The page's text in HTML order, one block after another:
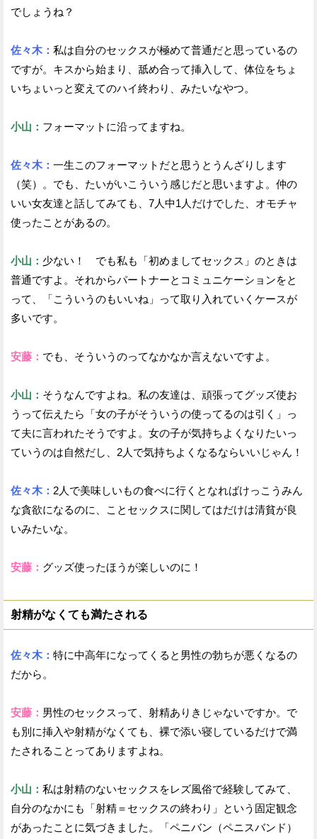
でしょうね？
佐々木： 私は自分のセックスが極めて普通だと思っているの
ですが。キスから始まり、舐め合って挿入して、体位をちょ
いちょいっと変えてのハイ終わり、みたいなやつ。
小山： フォーマットに沿ってますね。
佐々木： 一生このフォーマットだと思うとうんざりします
（笑）。でも、たいがいこういう感じだと思いますよ。仲の
いい女友達と話してみても、7人中1人だけでした、オモチャ
使ったことがあるの。
小山： 少ない！ でも私も「初めましてセックス」のときは
普通ですよ。それからパートナーとコミュニケーションをと
って、「こういうのもいいね」って取り入れていくケースが
多いです。
安藤： でも、そういうのってなかなか言えないですよ。
小山： そうなんですよね。私の友達は、頑張ってグッズ使お
うって伝えたら「女の子がそういうの使ってるのは引く」っ
て夫に言われたそうですよ。女の子が気持ちよくなりたいっ
ていうのは自然だし、2人で気持ちよくなるならいいじゃん！
佐々木： 2人で美味しいもの食べに行くとなればけっこうみん
な貪欲になるのに、ことセックスに関してはだけは清貧が良
いみたいな。
安藤： グッズ使ったほうが楽しいのに！
射精がなくても満たされる
佐々木： 特に中高年になってくると男性の勃ちが悪くなるの
だから。
安藤： 男性のセックスって、射精ありきじゃないですか。で
も別に挿入や射精がなくても、裸で添い寝しているだけで満
たされることってありますよね。
小山： 私は射精のないセックスをレズ風俗で経験してみて、
自分のなかにも「射精＝セックスの終わり」という固定観念
があったことに気づきました。「ペニバン（ペニスバンド）